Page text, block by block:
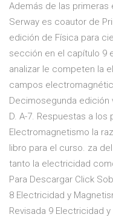
Además de las
Serway es coautor de
edición de Física para
sección en el capítulo 9
analizar le competen la
campos
Decimosegunda edición
D. A-7. Respuestas a
Electromagnetismo la
libro para el curso. za
tanto la electricidad
Para Descargar Click
8 Electricidad y
Revisada 9 Electricidad